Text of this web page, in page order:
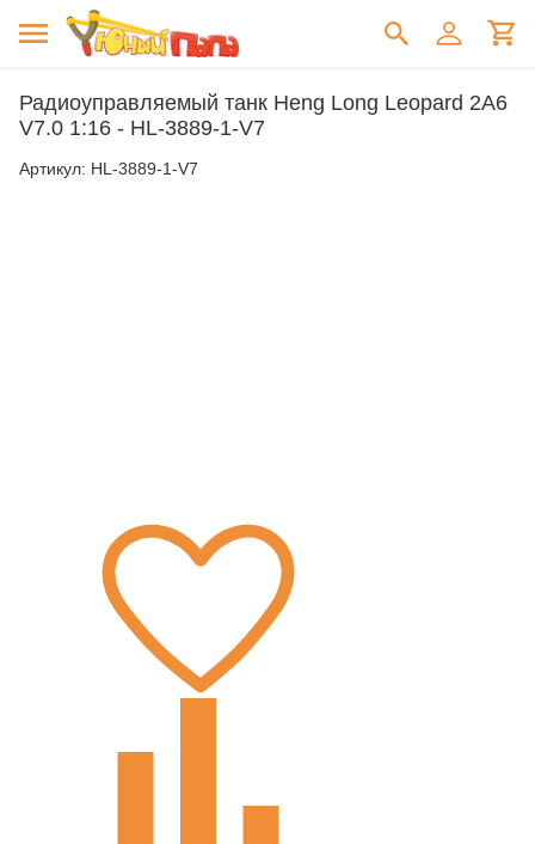
Радиоуправляемый танк Heng Long Leopard 2A6
V7.0 1:16 - HL-3889-1-V7
Артикул: HL-3889-1-V7